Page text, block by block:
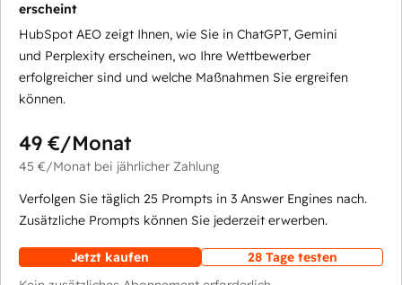
erscheint
HubSpot AEO zeigt Ihnen, wie Sie in ChatGPT, Gemini
und Perplexity erscheinen, wo Ihre Wettbewerber
erfolgreicher sind und welche Maßnahmen Sie ergreifen
können.
49 €/Monat
45 €/Monat bei jährlicher Zahlung
Verfolgen Sie täglich 25 Prompts in 3 Answer Engines nach.
Zusätzliche Prompts können Sie jederzeit erwerben.
Jetzt kaufen
28 Tage testen